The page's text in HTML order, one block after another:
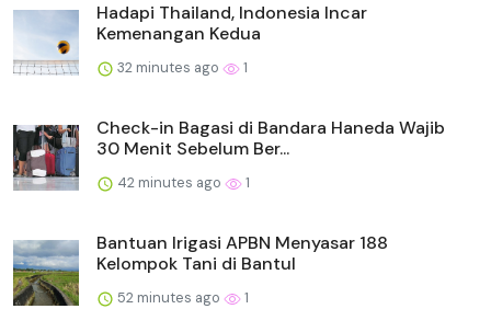
Hadapi Thailand, Indonesia Incar
Kemenangan Kedua
32 minutes ago 1
Check-in Bagasi di Bandara Haneda Wajib
30 Menit Sebelum Ber...
42 minutes ago 1
Bantuan Irigasi APBN Menyasar 188
Kelompok Tani di Bantul
52 minutes ago 1